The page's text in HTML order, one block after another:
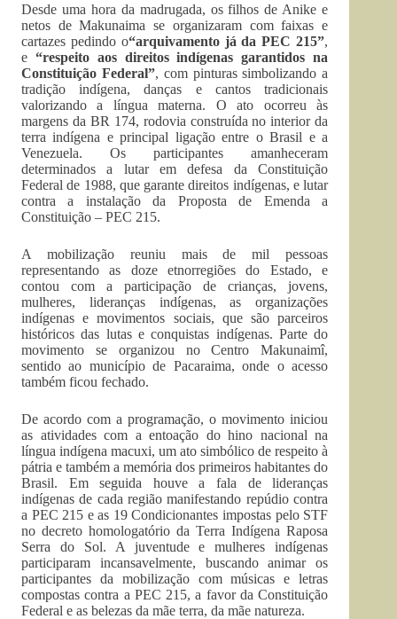
Desde uma hora da madrugada, os filhos de Anike e
netos de Makunaima se organizaram com faixas e
cartazes pedindo o“arquivamento já da PEC 215”,
e “respeito aos direitos indígenas garantidos na
Constituição Federal”, com pinturas simbolizando a
tradição indígena, danças e cantos tradicionais
valorizando a língua materna. O ato ocorreu às
margens da BR 174, rodovia construída no interior da
terra indígena e principal ligação entre o Brasil e a
Venezuela. Os participantes amanheceram
determinados a lutar em defesa da Constituição
Federal de 1988, que garante direitos indígenas, e lutar
contra a instalação da Proposta de Emenda a
Constituição – PEC 215.
A mobilização reuniu mais de mil pessoas
representando as doze etnorregiões do Estado, e
contou com a participação de crianças, jovens,
mulheres, lideranças indígenas, as organizações
indígenas e movimentos sociais, que são parceiros
históricos das lutas e conquistas indígenas. Parte do
movimento se organizou no Centro Makunaimî,
sentido ao município de Pacaraima, onde o acesso
também ficou fechado.
De acordo com a programação, o movimento iniciou
as atividades com a entoação do hino nacional na
língua indígena macuxi, um ato simbólico de respeito à
pátria e também a memória dos primeiros habitantes do
Brasil. Em seguida houve a fala de lideranças
indígenas de cada região manifestando repúdio contra
a PEC 215 e as 19 Condicionantes impostas pelo STF
no decreto homologatório da Terra Indígena Raposa
Serra do Sol. A juventude e mulheres indígenas
participaram incansavelmente, buscando animar os
participantes da mobilização com músicas e letras
compostas contra a PEC 215, a favor da Constituição
Federal e as belezas da mãe terra, da mãe natureza.